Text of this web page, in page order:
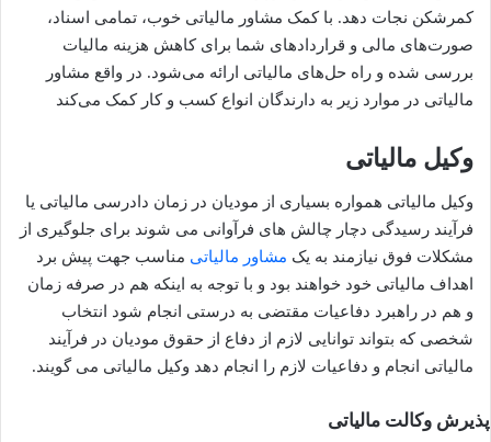
کمرشکن نجات دهد. با کمک مشاور مالیاتی خوب، تمامی اسناد،
صورت‌های مالی و قراردادهای شما برای کاهش هزینه مالیات
بررسی شده و راه حل‌های مالیاتی ارائه می‌شود. در واقع مشاور
مالیاتی در موارد زیر به دارندگان انواع کسب و کار کمک می‌کند
وکیل مالیاتی
وکیل مالیاتی همواره بسیاری از مودیان در زمان دادرسی مالیاتی یا
فرآیند رسیدگی دچار چالش های فرآوانی می شوند برای جلوگیری از
مشکلات فوق نیازمند به یک مشاور مالیاتی مناسب جهت پیش برد
اهداف مالیاتی خود خواهند بود و با توجه به اینکه هم در صرفه زمان
و هم در راهبرد دفاعیات مقتضی به درستی انجام شود انتخاب
شخصی که بتواند توانایی لازم از دفاع از حقوق مودیان در فرآیند
مالیاتی انجام و دفاعیات لازم را انجام دهد وکیل مالیاتی می گویند.
پذیرش وکالت مالیاتی